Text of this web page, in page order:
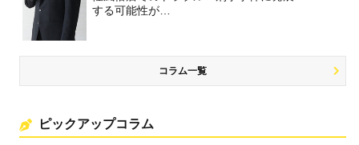
する可能性が…
コラム一覧
ピックアップコラム